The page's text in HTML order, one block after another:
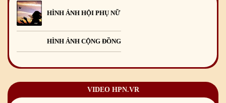
Mừng Xuân Bính Ngọ 2026
Chúc mừng Giáng sinh và Năm mới 2026
Chúc mừng Giáng sinh và Năm mới 2025
HÌNH ẢNH HỘI PHỤ NỮ
HÌNH ẢNH CỘNG ĐỒNG
VIDEO HPN.VR